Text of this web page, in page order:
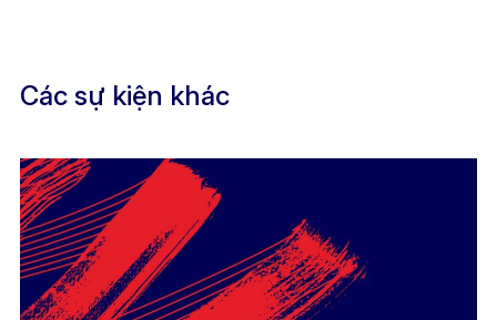
Các sự kiện khác